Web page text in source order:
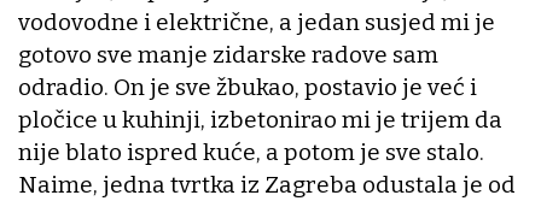
vodovodne i električne, a jedan susjed mi je
gotovo sve manje zidarske radove sam
odradio. On je sve žbukao, postavio je već i
pločice u kuhinji, izbetonirao mi je trijem da
nije blato ispred kuće, a potom je sve stalo.
Naime, jedna tvrtka iz Zagreba odustala je od